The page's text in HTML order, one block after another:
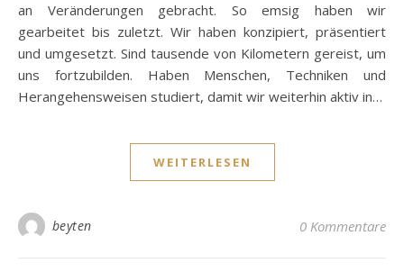
an Veränderungen gebracht. So emsig haben wir
gearbeitet bis zuletzt. Wir haben konzipiert, präsentiert
und umgesetzt. Sind tausende von Kilometern gereist, um
uns fortzubilden. Haben Menschen, Techniken und
Herangehensweisen studiert, damit wir weiterhin aktiv in…
WEITERLESEN
beyten 0 Kommentare